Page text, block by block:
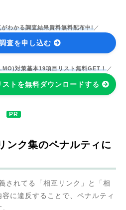
がわかる調査結果資料無料配布中!／
査を申し込む
対策基本19項目リスト無料GET！ ／
トを無料ダウンロードする
ンク集のペナルティに
されてる「相互リンク」と「相
に違反することで、ペナルティ